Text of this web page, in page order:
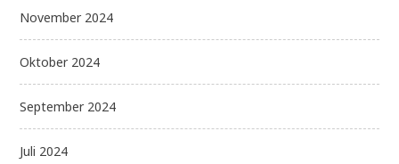
November 2024
Oktober 2024
September 2024
Juli 2024